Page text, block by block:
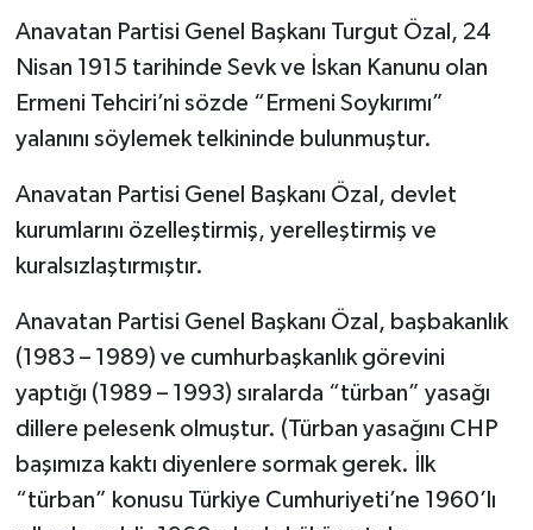
Anavatan Partisi Genel Başkanı Turgut Özal, 24
Nisan 1915 tarihinde Sevk ve İskan Kanunu olan
Ermeni Tehciri’ni sözde “Ermeni Soykırımı”
yalanını söylemek telkininde bulunmuştur.
Anavatan Partisi Genel Başkanı Özal, devlet
kurumlarını özelleştirmiş, yerelleştirmiş ve
kuralsızlaştırmıştır.
Anavatan Partisi Genel Başkanı Özal, başbakanlık
(1983 – 1989) ve cumhurbaşkanlık görevini
yaptığı (1989 – 1993) sıralarda “türban” yasağı
dillere pelesenk olmuştur. (Türban yasağını CHP
başımıza kaktı diyenlere sormak gerek. İlk
“türban” konusu Türkiye Cumhuriyeti’ne 1960’lı